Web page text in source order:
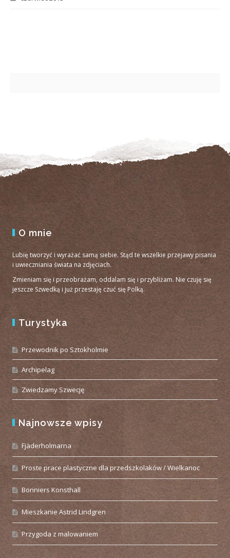
O mnie
Lubię tworzyć i wyrażać samą siebie. Stąd te wszelkie przejawy pisania
i uwieczniania świata na zdjęciach.
Zmieniam się i przeobrażam, oddalam się i przybliżam. Nie czuję się
jeszcze Szwedką i już przestaję czuć się Polką.
Turystyka
Przewodnik po Sztokholmie
Archipelag
Zwiedzamy Szwecję
Najnowsze wpisy
Fjäderholmarna
Proste prace plastyczne dla przedszkolaków / Wielkanoc
Bonniers Konsthall
Mieszkanie Astrid Lindgren
Przygoda z malowaniem